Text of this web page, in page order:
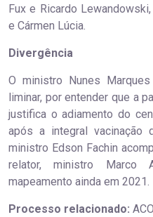
Fux e Ricardo
e Cármen Lúcia.
Divergência
O ministro Nunes
liminar, por entender que a
justifica o adiamento do
após a integral vacinação
ministro Edson Fachin
relator, ministro Marco
mapeamento ainda em 2021.
Processo relacionado: